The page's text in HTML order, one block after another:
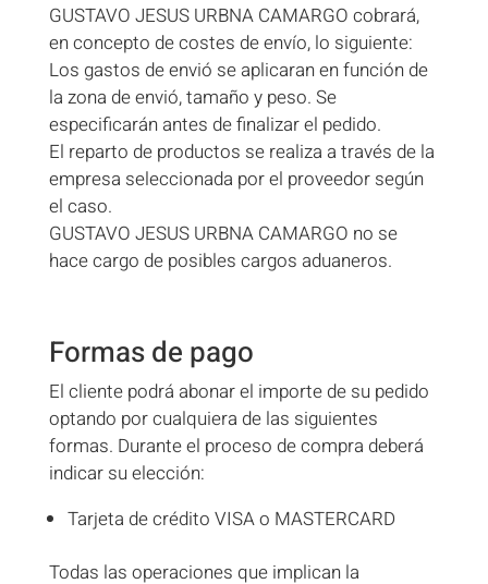
GUSTAVO JESUS URBNA CAMARGO cobrará,
en concepto de costes de envío, lo siguiente:
Los gastos de envió se aplicaran en función de
la zona de envió, tamaño y peso. Se
especificarán antes de finalizar el pedido.
El reparto de productos se realiza a través de la
empresa seleccionada por el proveedor según
el caso.
GUSTAVO JESUS URBNA CAMARGO no se
hace cargo de posibles cargos aduaneros.
Formas de pago
El cliente podrá abonar el importe de su pedido
optando por cualquiera de las siguientes
formas. Durante el proceso de compra deberá
indicar su elección:
Tarjeta de crédito VISA o MASTERCARD
Todas las operaciones que implican la